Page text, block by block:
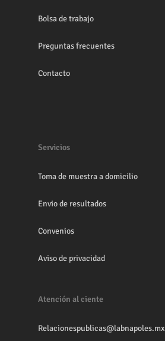
Bolsa de trabajo
Preguntas frecuentes
Contacto
Servicios
Toma de muestra a domicilio
Envio de resultados
Convenios
Aviso de privacidad
Atención al ciente
Relacionespublicas@labnapoles.mx